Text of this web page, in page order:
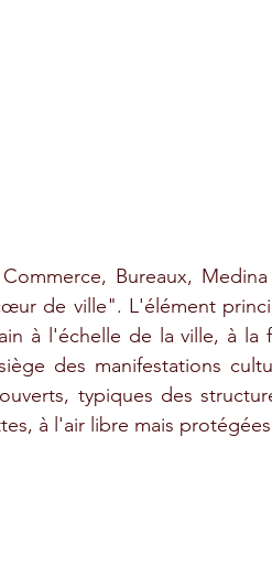
Bureaux,
de ville". L'élément
à l'échelle de la ville, à la
des manifestations
typiques des
à l'air libre mais